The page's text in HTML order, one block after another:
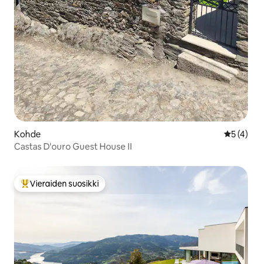
Kohde
5 (4)
Castas D'ouro Guest House II
Vieraiden suosikkien parhaimmistoa
Vieraiden suosikki